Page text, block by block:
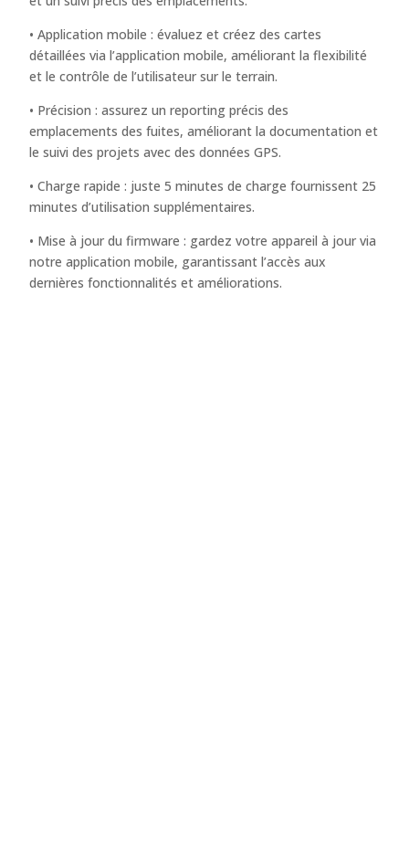
• Application mobile : évaluez et créez des cartes
détaillées via l’application mobile, améliorant la flexibilité
et le contrôle de l’utilisateur sur le terrain.
• Précision : assurez un reporting précis des
emplacements des fuites, améliorant la documentation et
le suivi des projets avec des données GPS.
• Charge rapide : juste 5 minutes de charge fournissent 25
minutes d’utilisation supplémentaires.
• Mise à jour du firmware : gardez votre appareil à jour via
notre application mobile, garantissant l’accès aux
dernières fonctionnalités et améliorations.